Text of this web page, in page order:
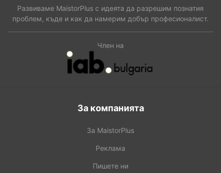
Развиваме MaistorPlus с идеята да разрешим познатия
проблем, къде и как да намерим добър професионалист.
Член на
За компанията
За MaistorPlus
Реклама
Пишете ни